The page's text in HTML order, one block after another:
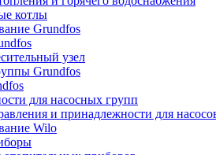
котлы
Grundfos
узел
Grundfos
для насосных групп
и принадлежности для
Wilo